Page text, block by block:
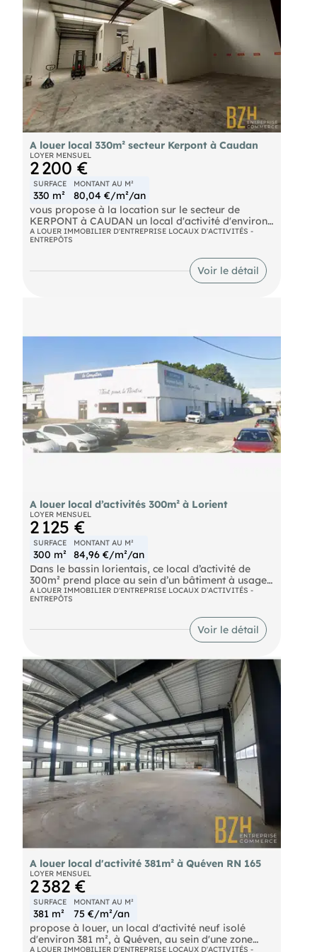
A louer local 330m² secteur Kerpont à Caudan
LOYER MENSUEL
2 200 €
SURFACE
330 m²
MONTANT AU M²
80,04 €/m²/an
vous propose à la location sur le secteur de
KERPONT à CAUDAN un local d'activité d'environ
330 m² composé : Au RDC : une partie entrepôt de
174 m² . une partie bureaux de 80 m² qui
comprend un accueil, un bureau, dégagement,
deux sanitaires, vestiaires avec douche, une salle
A LOUER IMMOBILIER D'ENTREPRISE LOCAUX D'ACTIVITÉS -
ENTREPÔTS
Voir le détail
A louer local d’activités 300m² à Lorient
LOYER MENSUEL
2 125 €
SURFACE
300 m²
MONTANT AU M²
84,96 €/m²/an
Dans le bassin lorientais, ce local d’activité de
300m² prend place au sein d’un bâtiment à usage
industriel avec structure métallique et bardage.
Implantée à l’arrière de l’ensemble, cette cellule
propose une organisation fonctionnelle adaptée
aux activités artisanales ou de stockage, avec
Les + du bien :
• Dernière cellule disponible
• Ensemble immobilier à vocation industrielle
• Cellule avec espace bureau
• Sanitaire et préau couvert
• Implantation à l’arrière du bâtiment
Loyer mensuel : 2 125 € HT / mois.
Honoraires agence : 6885€HT
Pour plus d’informations sur ce bien, contactez .
ref : D-63609-JH
S : 20 ans d’expertise pour vous accompagner
dans votre recherche de location d'un LOCAL
D'ACTIVITÉ à LORIENT.
A LOUER IMMOBILIER D'ENTREPRISE LOCAUX D'ACTIVITÉS -
ENTREPÔTS
Voir le détail
A louer local d'activité 381m² à Quéven RN 165
LOYER MENSUEL
2 382 €
SURFACE
381 m²
MONTANT AU M²
75 €/m²/an
propose à louer, un local d'activité neuf isolé
d'environ 381 m², à Quéven, au sein d'une zone
A LOUER IMMOBILIER D'ENTREPRISE LOCAUX D'ACTIVITÉS -